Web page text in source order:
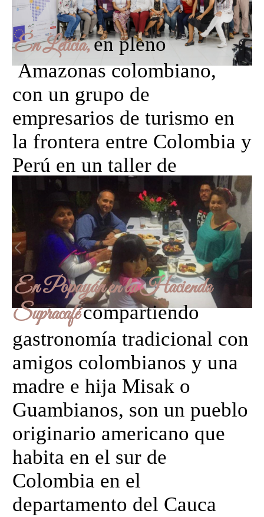
En Leticia,en pleno
Amazonas colombiano,
con un grupo de
empresarios de turismo en
la frontera entre Colombia y
Perú en un taller de
innovación en turismo.
En Popayán en la Hacienda
Supracafécompartiendo
gastronomía tradicional con
amigos colombianos y una
madre e hija Misak o
Guambianos, son un pueblo
originario americano que
habita en el sur de
Colombia en el
departamento del Cauca